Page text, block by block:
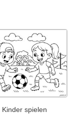
Kinder spielen